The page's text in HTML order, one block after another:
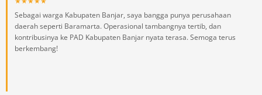
Sebagai warga Kabupaten Banjar, saya bangga punya perusahaan
daerah seperti Baramarta. Operasional tambangnya tertib, dan
kontribusinya ke PAD Kabupaten Banjar nyata terasa. Semoga terus
berkembang!